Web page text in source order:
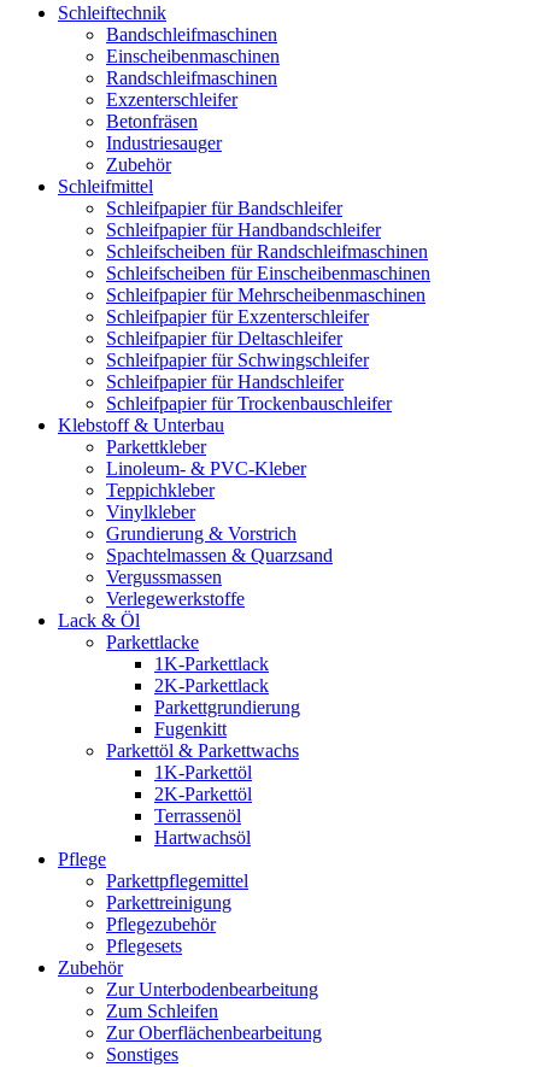
Schleiftechnik
Bandschleifmaschinen
Einscheibenmaschinen
Randschleifmaschinen
Exzenterschleifer
Betonfräsen
Industriesauger
Zubehör
Schleifmittel
Schleifpapier für Bandschleifer
Schleifpapier für Handbandschleifer
Schleifscheiben für Randschleifmaschinen
Schleifscheiben für Einscheibenmaschinen
Schleifpapier für Mehrscheibenmaschinen
Schleifpapier für Exzenterschleifer
Schleifpapier für Deltaschleifer
Schleifpapier für Schwingschleifer
Schleifpapier für Handschleifer
Schleifpapier für Trockenbauschleifer
Klebstoff & Unterbau
Parkettkleber
Linoleum- & PVC-Kleber
Teppichkleber
Vinylkleber
Grundierung & Vorstrich
Spachtelmassen & Quarzsand
Vergussmassen
Verlegewerkstoffe
Lack & Öl
Parkettlacke
1K-Parkettlack
2K-Parkettlack
Parkettgrundierung
Fugenkitt
Parkettöl & Parkettwachs
1K-Parkettöl
2K-Parkettöl
Terrassenöl
Hartwachsöl
Pflege
Parkettpflegemittel
Parkettreinigung
Pflegezubehör
Pflegesets
Zubehör
Zur Unterbodenbearbeitung
Zum Schleifen
Zur Oberflächenbearbeitung
Sonstiges